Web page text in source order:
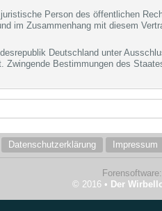
Person des öffentlichen
im Zusammenhang mit diesem
Deutschland unter
Zwingende Bestimmungen des
Datenschutzerklärung Impressum
Forensoftware:
© 2016 • Der